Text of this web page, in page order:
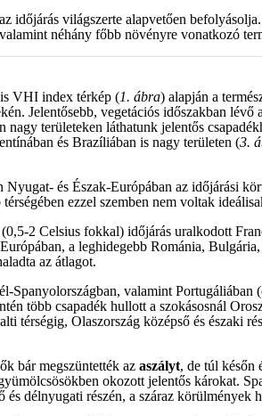
időjárás világszerte alapvetően
néhány főbb növényre vonatkozó
VHI index térkép (1. ábra) alapján a
Jelentősebb, vegetációs időszakban
nagy területeken láthatunk jelentős
és Brazíliában is nagy területen (3.
Nyugat- és Észak-Európában az időjárási
ezzel szemben nem voltak
(0,5-2 Celsius fokkal) időjárás uralkodott
a leghidegebb Románia,
az átlagot.
Spanyolországban, valamint Portugáliában (
több csapadék hullott a szokásosnál
térségig, Olaszország középső és
bár megszüntették az aszályt, de túl későn
okozott jelentős károkat.
délnyugati részén, a száraz